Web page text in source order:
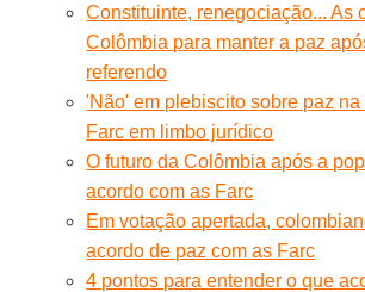
Constituinte, renegociação... As
Colômbia para manter a paz
referendo
'Não' em plebiscito sobre paz
Farc em limbo jurídico
O futuro da Colômbia após a
acordo com as Farc
Em votação apertada,
acordo de paz com as Farc
4 pontos para entender o que